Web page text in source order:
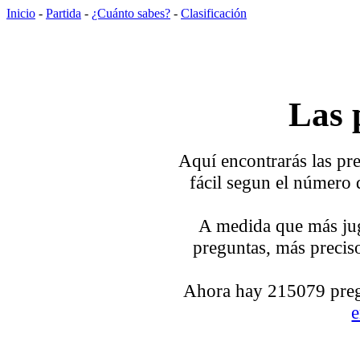
Inicio - Partida - ¿Cuánto sabes? - Clasificación
Las
Aquí encontrarás las
fácil segun el número
A medida que más
preguntas, más
Ahora hay 215079